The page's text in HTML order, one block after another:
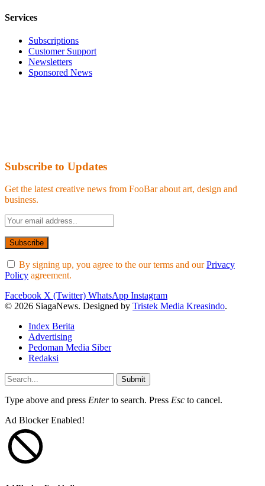
Services
Subscriptions
Customer Support
Newsletters
Sponsored News
Subscribe to Updates
Get the latest creative news from FooBar about art, design and
business.
By signing up, you agree to the our terms and ourPrivacy
Policy agreement.
Facebook X (Twitter) WhatsApp Instagram
© 2026 SiagaNews. Designed by Tristek Media Kreasindo.
Index Berita
Advertising
Pedoman Media Siber
Redaksi
Submit
Type above and press Enterto search. Press Esc to cancel.
Ad Blocker Enabled!